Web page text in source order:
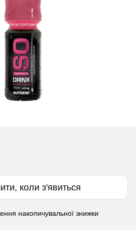
коли з'явиться
накопичувальної знижки